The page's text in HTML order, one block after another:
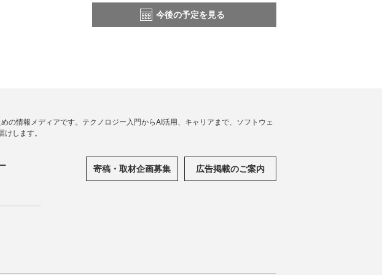
今後の予定を見る
の情報メディアです。テクノロジー入門からAI活用、キャリアまで、ソフトウェ
します。
寄稿・取材企画募集 広告掲載のご案内